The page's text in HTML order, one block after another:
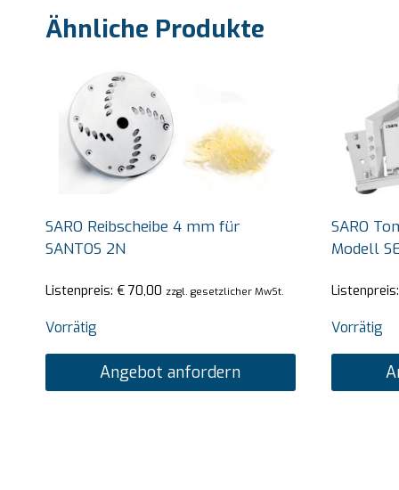
Ähnliche Produkte
SARO Reibscheibe 4 mm für
SANTOS 2N
Listenpreis: € 70,00 zzgl. gesetzlicher MwSt.
Vorrätig
Angebot anfordern
SARO
Modell
Vorrätig